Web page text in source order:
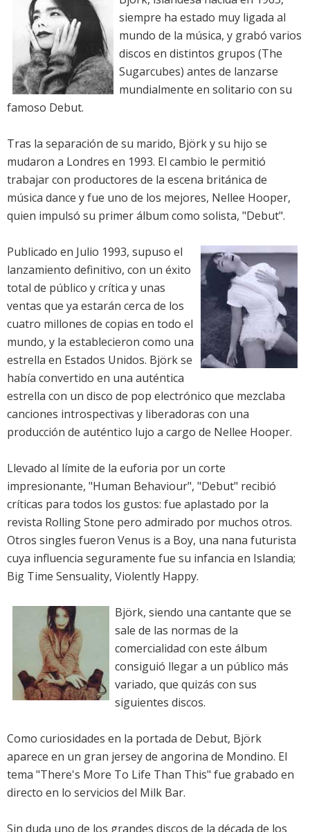
siempre ha estado muy ligada al
mundo de la música, y grabó varios
discos en distintos grupos (The
Sugarcubes) antes de lanzarse
mundialmente en solitario con su
famoso Debut.
Tras la separación de su marido, Björk y su hijo se
mudaron a Londres en 1993. El cambio le permitió
trabajar con productores de la escena británica de
música dance y fue uno de los mejores, Nellee Hooper,
quien impulsó su primer álbum como solista, "Debut".
Publicado en Julio 1993, supuso el
lanzamiento definitivo, con un éxito
total de público y crítica y unas
ventas que ya estarán cerca de los
cuatro millones de copias en todo el
mundo, y la establecieron como una
estrella en Estados Unidos. Björk se
había convertido en una auténtica
estrella con un disco de pop electrónico que mezclaba
canciones introspectivas y liberadoras con una
producción de auténtico lujo a cargo de Nellee Hooper.
Llevado al límite de la euforia por un corte
impresionante, "Human Behaviour", "Debut" recibió
críticas para todos los gustos: fue aplastado por la
revista Rolling Stone pero admirado por muchos otros.
Otros singles fueron Venus is a Boy, una nana futurista
cuya influencia seguramente fue su infancia en Islandia;
Big Time Sensuality, Violently Happy.
Björk, siendo una cantante que se
sale de las normas de la
comercialidad con este álbum
consiguió llegar a un público más
variado, que quizás con sus
siguientes discos.
Como curiosidades en la portada de Debut, Björk
aparece en un gran jersey de angorina de Mondino. El
tema "There's More To Life Than This" fue grabado en
directo en lo servicios del Milk Bar.
Sin duda uno de los grandes discos de la década de los